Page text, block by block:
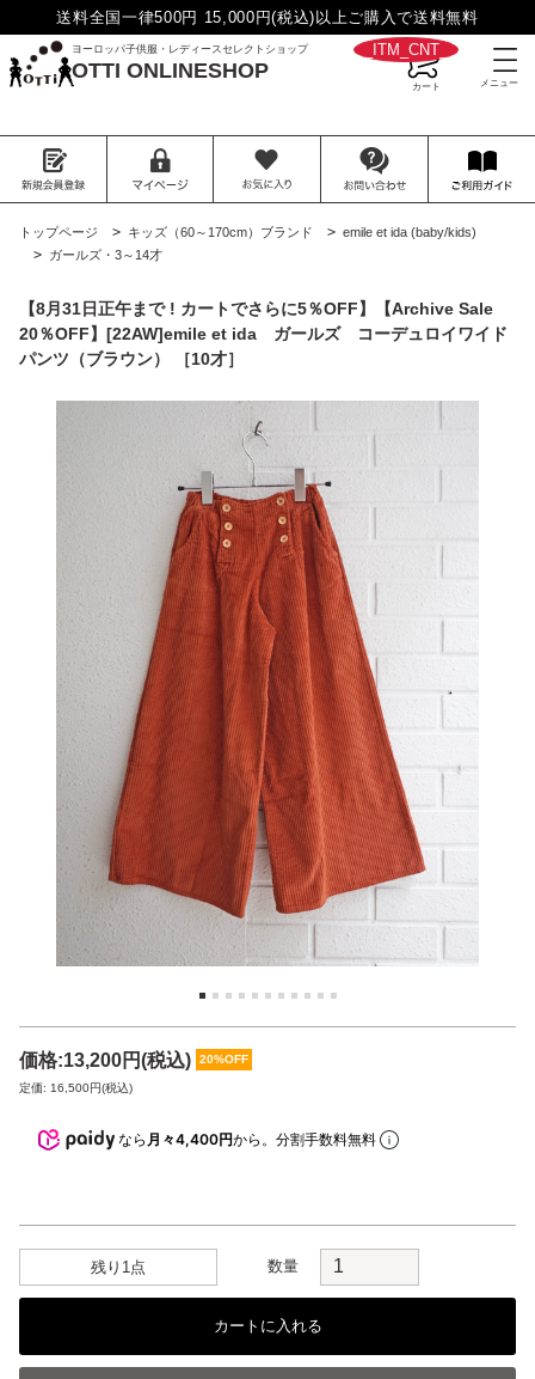
送料全国一律500円 15,000円(税込)以上ご購入で送料無料
ヨーロッパ子供服・レディースセレクトショップ
OTTI ONLINESHOP
__ITM_CNT__
トップページ > キッズ（60～170cm）ブランド > emile et ida (baby/kids)
> ガールズ・3～14才
【8月31日正午まで ! カートでさらに5％OFF】【Archive Sale
20％OFF】[22AW]emile et ida ガールズ コーデュロイワイド
パンツ（ブラウン） ［10才］
価格:13,200円(税込) 20%OFF
定価: 16,500円(税込)
なら 月々4,400円から。分割手数料無料
残り1点 数量